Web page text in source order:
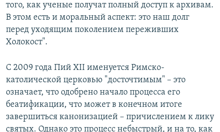
того, как ученые получат полный доступ к архивам.
В этом есть и моральный аспект: это наш долг
перед уходящим поколением переживших
Холокост".
С 2009 года Пий XII именуется Римско-
католической церковью "досточтимым" – это
означает, что одобрено начало процесса его
беатификации, что может в конечном итоге
завершиться канонизацией – причислением к лику
святых. Однако это процесс небыстрый, и на то, как